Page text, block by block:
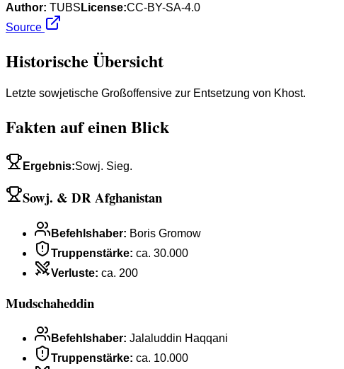
Author: TUBS License:CC-BY-SA-4.0
Source
Historische Übersicht
Letzte sowjetische Großoffensive zur Entsetzung von Khost.
Fakten auf einen Blick
Ergebnis:Sowj. Sieg.
Sowj. & DR Afghanistan
Befehlshaber: Boris Gromow
Truppenstärke: ca. 30.000
Verluste: ca. 200
Mudschaheddin
Befehlshaber: Jalaluddin Haqqani
Truppenstärke: ca. 10.000